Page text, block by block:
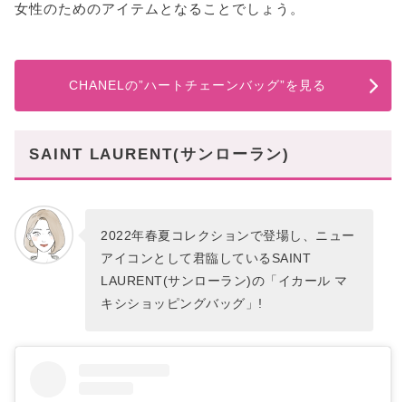
女性のためのアイテムとなることでしょう。
CHANELの”ハートチェーンバッグ”を見る
SAINT LAURENT(サンローラン)
2022年春夏コレクションで登場し、ニュー
アイコンとして君臨しているSAINT
LAURENT(サンローラン)の「イカール マ
キシショッピングバッグ」!